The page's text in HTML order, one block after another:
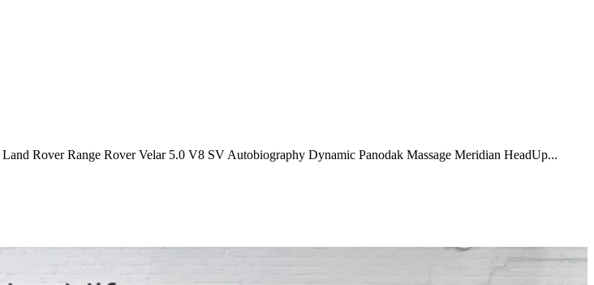
Rover Range Rover Velar 5.0 V8 SV Autobiography Dynamic Panodak Massage Meridian HeadUp...